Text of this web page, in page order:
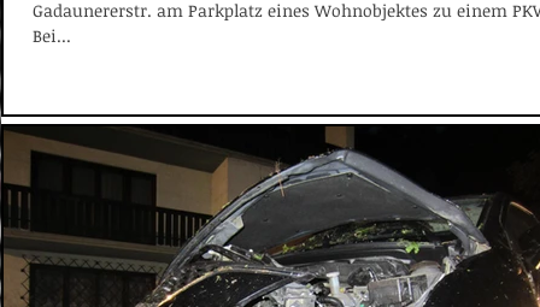
Gadaunererstr. am Parkplatz eines Wohnobjektes zu einem
Bei...